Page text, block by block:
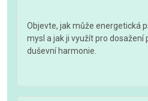
Objevte, jak může energetická
mysl a jak ji využít pro dosažení
duševní harmonie.